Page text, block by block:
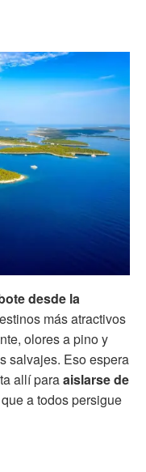
desde la
más atractivos
olores a pino y
salvajes. Eso espera
allí paraaislarse de
a todos persigue